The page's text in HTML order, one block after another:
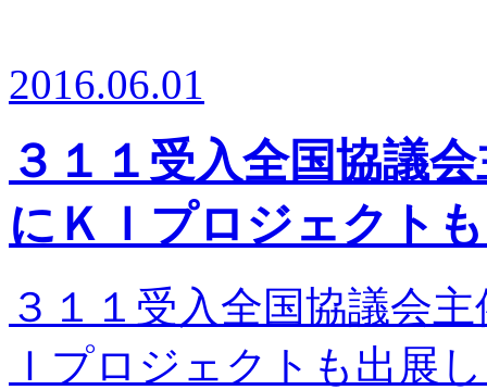
2016.06.01
３１１受入全国協議
にＫＩプロジェクト
３１１受入全国協議会
Ｉプロジェクトも出展